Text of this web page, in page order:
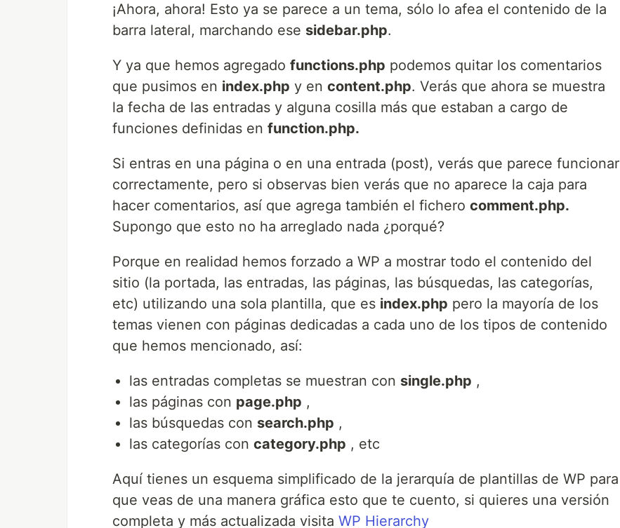
¡Ahora, ahora! Esto ya se parece a un tema, sólo lo afea el contenido de la
barra lateral, marchando ese sidebar.php.
Y ya que hemos agregado functions.php podemos quitar los comentarios
que pusimos en index.php y en content.php. Verás que ahora se muestra
la fecha de las entradas y alguna cosilla más que estaban a cargo de
funciones definidas en function.php.
Si entras en una página o en una entrada (post), verás que parece funcionar
correctamente, pero si observas bien verás que no aparece la caja para
hacer comentarios, así que agrega también el fichero comment.php.
Supongo que esto no ha arreglado nada ¿porqué?
Porque en realidad hemos forzado a WP a mostrar todo el contenido del
sitio (la portada, las entradas, las páginas, las búsquedas, las categorías,
etc) utilizando una sola plantilla, que es index.php pero la mayoría de los
temas vienen con páginas dedicadas a cada uno de los tipos de contenido
que hemos mencionado, así:
las entradas completas se muestran con single.php ,
las páginas con page.php ,
las búsquedas con search.php ,
las categorías con category.php , etc
Aquí tienes un esquema simplificado de la jerarquía de plantillas de WP para
que veas de una manera gráfica esto que te cuento, si quieres una versión
completa y más actualizada visita WP Hierarchy